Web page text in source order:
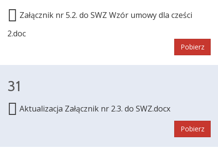
Załącznik nr 5.2. do SWZ Wzór umowy dla cześci
2.doc
Pobierz
31
Aktualizacja Załącznik nr 2.3. do SWZ.docx
Pobierz